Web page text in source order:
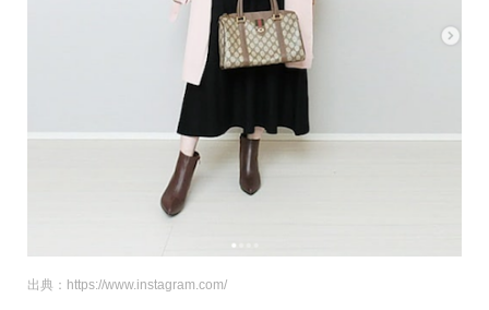
出典：https://www.instagram.com/